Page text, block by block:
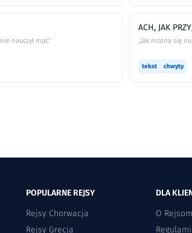
nauczył mat,”
ACH, JAK
„Jak można się
tekst chwyty
POPULARNE REJSY
Rejsy Chorwacja
Rejsy Grecja
DLA
O